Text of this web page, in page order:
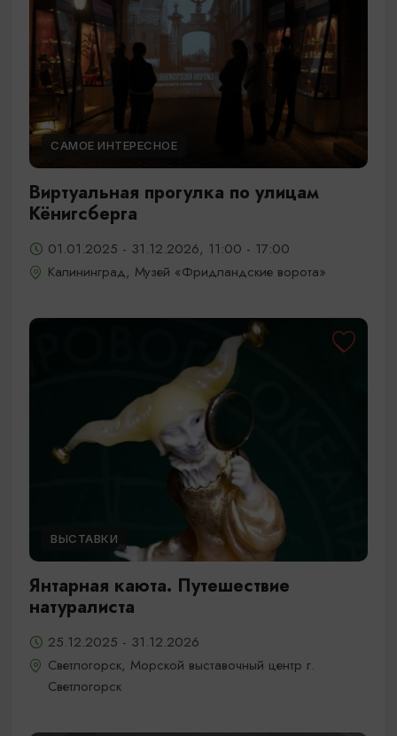
САМОЕ ИНТЕРЕСНОЕ
Виртуальная прогулка по улицам
Кёнигсберга
01.01.2025 - 31.12.2026, 11:00 - 17:00
Калининград, Музей «Фридландские ворота»
ВЫСТАВКИ
Янтарная каюта. Путешествие
натуралиста
25.12.2025 - 31.12.2026
Светлогорск, Морской выставочный центр г.
Светлогорск